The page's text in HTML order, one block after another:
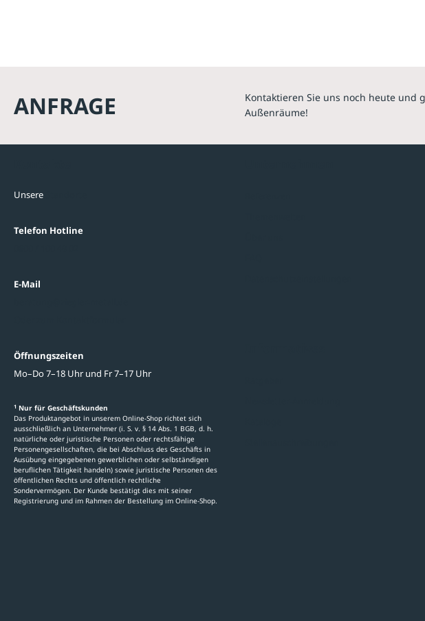
ANFRAGE
Kontaktieren Sie uns noch heute und
Außenräume!
Unsere
Telefon Hotline
E-Mail
Öffnungszeiten
Mo–Do 7–18 Uhr und Fr 7–17 Uhr
1 Nur für Geschäftskunden
Das Produktangebot in unserem Online-Shop richtet sich
ausschließlich an Unternehmer (i. S. v. § 14 Abs. 1 BGB, d. h.
natürliche oder juristische Personen oder rechtsfähige
Personengesellschaften, die bei Abschluss des Geschäfts in
Ausübung eingegebenen gewerblichen oder selbständigen
beruflichen Tätigkeit handeln) sowie juristische Personen des
öffentlichen Rechts und öffentlich rechtliche
Sondervermögen. Der Kunde bestätigt dies mit seiner
Registrierung und im Rahmen der Bestellung im Online-Shop.